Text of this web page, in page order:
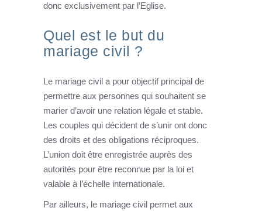
donc exclusivement par l’Eglise.
Quel est le but du
mariage civil ?
Le mariage civil a pour objectif principal de
permettre aux personnes qui souhaitent se
marier d’avoir une relation légale et stable.
Les couples qui décident de s’unir ont donc
des droits et des obligations réciproques.
L’union doit être enregistrée auprès des
autorités pour être reconnue par la loi et
valable à l’échelle internationale.
Par ailleurs, le mariage civil permet aux